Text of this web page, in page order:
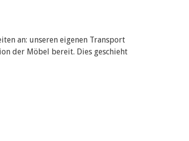
an: unseren eigenen Transport
der Möbel bereit. Dies geschieht